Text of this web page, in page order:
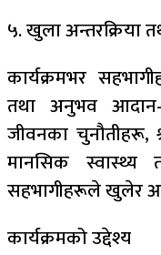
५. खुला अन्तरक्रिया
कार्यक्रमभर
तथा अनुभव
जीवनका चुनौतीहरू,
मानसिक स्वास्थ्य
सहभागीहरूले खुलेर
कार्यक्रमको उद्देश्य